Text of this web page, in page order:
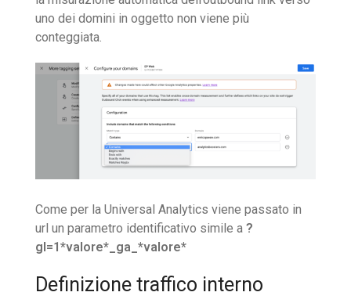
uno dei domini in oggetto non viene più
conteggiata.
Come per la Universal Analytics viene passato in
url un parametro identificativo simile a ?
gl=1*valore*_ga_*valore*
Definizione traffico interno